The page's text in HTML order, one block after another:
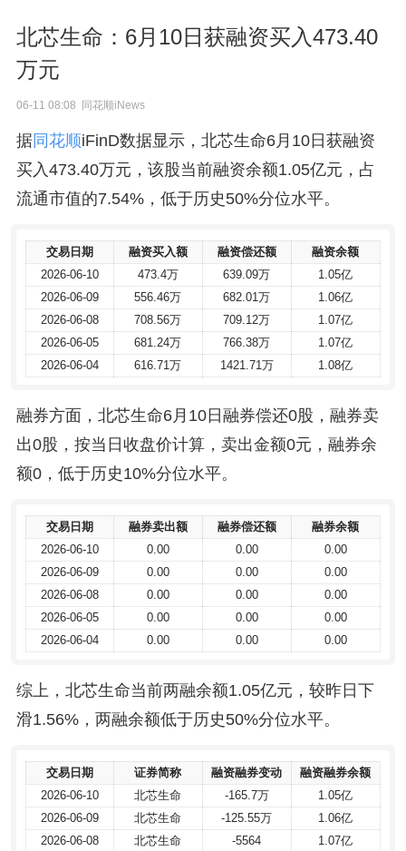
北芯生命：6月10日获融资买入473.40
万元
06-11 08:08 同花顺iNews
据同花顺iFinD数据显示，北芯生命6月10日获融资
买入473.40万元，该股当前融资余额1.05亿元，占
流通市值的7.54%，低于历史50%分位水平。
交易日期 融资买入额 融资偿还额
融资余额
2026-06-10
473.4万 639.09万
1.05亿
2026-06-09
556.46万 682.01万
1.06亿
2026-06-08
708.56万 709.12万
1.07亿
2026-06-05
681.24万 766.38万
1.07亿
2026-06-04
616.71万 1421.71万 1.08亿
交易日期 融资买入额 融资偿还额
融资余额
2026-06-10
473.4万 639.09万
1.05亿
2026-06-09
556.46万 682.01万
1.06亿
2026-06-08
708.56万 709.12万
1.07亿
2026-06-05
681.24万 766.38万
1.07亿
2026-06-04
616.71万 1421.71万 1.08亿
融券方面，北芯生命6月10日融券偿还0股，融券卖
出0股，按当日收盘价计算，卖出金额0元，融券余
额0，低于历史10%分位水平。
交易日期 融券卖出额 融券偿还额
融券余额
2026-06-10
0.00 0.00
0.00
2026-06-09
0.00 0.00
0.00
2026-06-08
0.00 0.00
0.00
2026-06-05
0.00 0.00
0.00
2026-06-04
0.00 0.00 0.00
交易日期 融券卖出额 融券偿还额
融券余额
2026-06-10
0.00 0.00
0.00
2026-06-09
0.00 0.00
0.00
2026-06-08
0.00 0.00
0.00
2026-06-05
0.00 0.00
0.00
2026-06-04
0.00 0.00 0.00
综上，北芯生命当前两融余额1.05亿元，较昨日下
滑1.56%，两融余额低于历史50%分位水平。
交易日期 证券简称 融资融券变动
融资融券余额
2026-06-10
北芯生命 -165.7万
1.05亿
2026-06-09
北芯生命 -125.55万
1.06亿
2026-06-08
北芯生命 -5564
1.07亿
交易日期 证券简称 融资融券变动
融资融券余额
2026-06-10
北芯生命 -165.7万
1.05亿
2026-06-09
北芯生命 -125.55万
1.06亿
2026-06-08
北芯生命 -5564
1.07亿